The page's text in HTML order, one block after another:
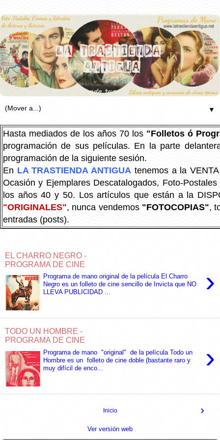
▼
Hasta mediados de los años 70 los "Folletos ó
programación de sus películas. En la parte
programación de la siguiente sesión.
En LA TRASTIENDA ANTIGUA tenemos a la
Ocasión y Ejemplares Descatalogados, Foto-
los años 40 y 50. Los artículos que están a la
"ORIGINALES", nunca vendemos "FOTOCOPIAS",
entradas (posts).
EL CHARRO NEGRO -
PROGRAMA DE CINE
›
Programa de mano original de la película El Charro
Negro es un folleto de cine sencillo de Invicta que NO
LLEVA PUBLICIDAD ...
TODO UN HOMBRE -
PROGRAMA DE CINE
›
Programa de mano "original" de la película Todo un
Hombre es un folleto de cine doble (bastante raro y
muy difícil de enco...
›
Inicio
Ver versión web